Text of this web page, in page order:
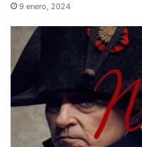
9 enero, 2024